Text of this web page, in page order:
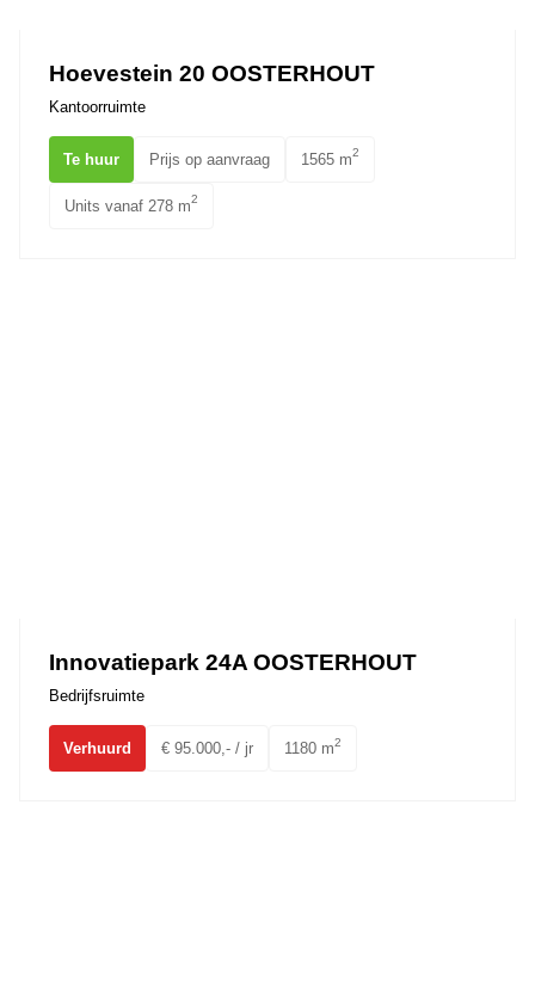
Hoevestein 20 OOSTERHOUT
Kantoorruimte
Te huur Prijs op aanvraag 1565 m2
Units vanaf 278 m2
Innovatiepark 24A OOSTERHOUT
Bedrijfsruimte
Verhuurd € 95.000,- / jr 1180 m2